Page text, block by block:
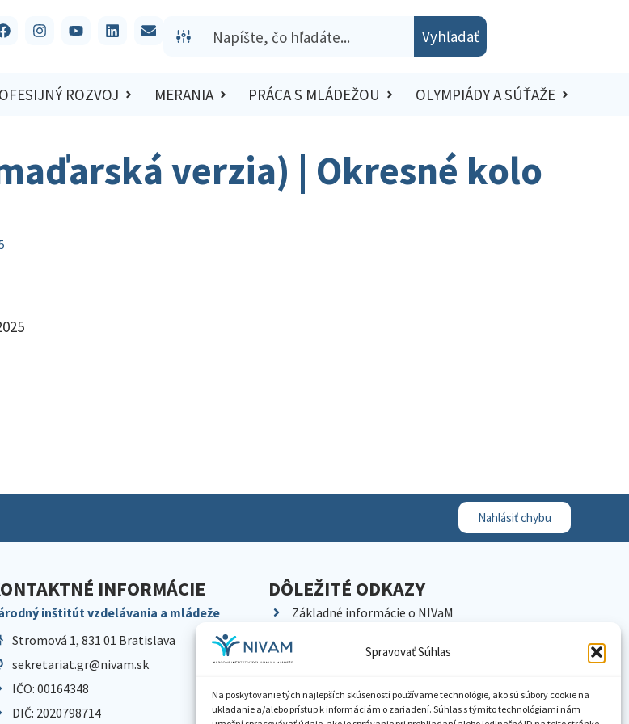
Spravovať Súhlas
Na poskytovanie tých najlepších skúseností používame technológie, ako sú súbory cookie na
ukladanie a/alebo prístup k informáciám o zariadení. Súhlas s týmito technológiami nám
Vyhľadať
ROZVOJ MERANIA PRÁCA S MLÁDEŽOU OLYMPIÁDY A SÚŤAŽE
verzia) | Okresné kolo
Nahlásiť chybu
INFORMÁCIE
inštitút vzdelávania a mládeže
Stromová 1, 831 01 Bratislava
sekretariat.gr@nivam.sk
IČO: 00164348
DIČ: 2020798714
DÔLEŽITÉ ODKAZY
Základné informácie o NIVaM
Kariéra
Pracoviská NIVaM